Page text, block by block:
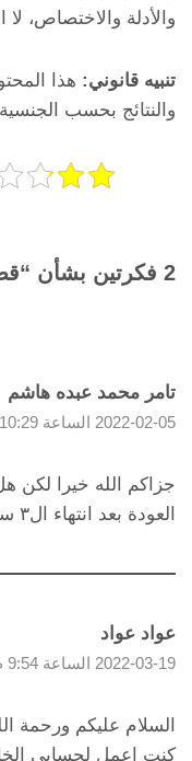
والأدلة والاختصاص، لا
تنبيه قانوني: هذا
والنتائج بحسب
2 فكرتين بشأن “قضايا الابعاد في السعودية”
تامر محمد عبده هاشم
2022-02-05 الساعة 10:29 ص
العودة بعد انتهاء ال٣ سنوات
عواد عواد
2022-03-19 الساعة 9:54 م
السلام عليكم ورحمة
كنت اعمل لحسابى